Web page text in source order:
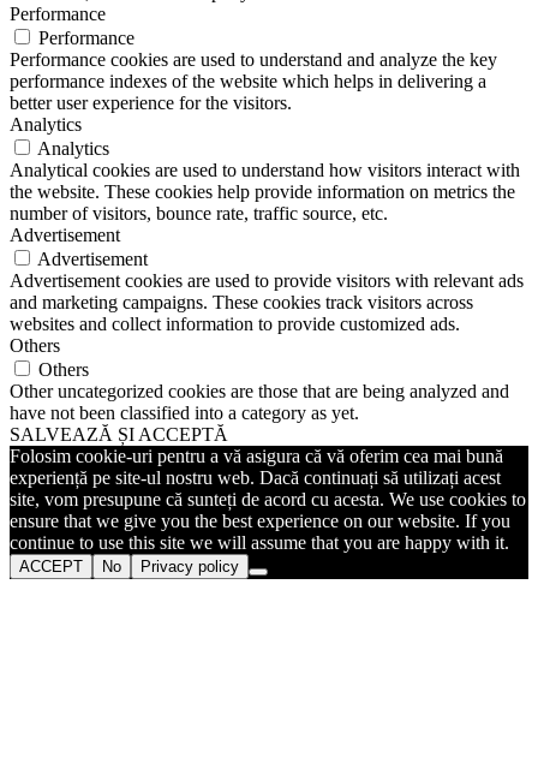
Performance
Performance
Performance cookies are used to understand and analyze the key
performance indexes of the website which helps in delivering a
better user experience for the visitors.
Analytics
Analytics
Analytical cookies are used to understand how visitors interact with
the website. These cookies help provide information on metrics the
number of visitors, bounce rate, traffic source, etc.
Advertisement
Advertisement
Advertisement cookies are used to provide visitors with relevant ads
and marketing campaigns. These cookies track visitors across
websites and collect information to provide customized ads.
Others
Others
Other uncategorized cookies are those that are being analyzed and
have not been classified into a category as yet.
SALVEAZĂ ȘI ACCEPTĂ
Folosim cookie-uri pentru a vă asigura că vă oferim cea mai bună
experiență pe site-ul nostru web. Dacă continuați să utilizați acest
site, vom presupune că sunteți de acord cu acesta. We use cookies to
ensure that we give you the best experience on our website. If you
continue to use this site we will assume that you are happy with it.
ACCEPT No Privacy policy